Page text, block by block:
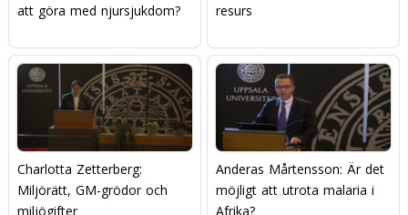
att göra med njursjukdom?
resurs
Charlotta Zetterberg:
Miljörätt, GM-grödor och
miljögifter
Anderas Mårtensson: Är det
möjligt att utrota malaria i
Afrika?